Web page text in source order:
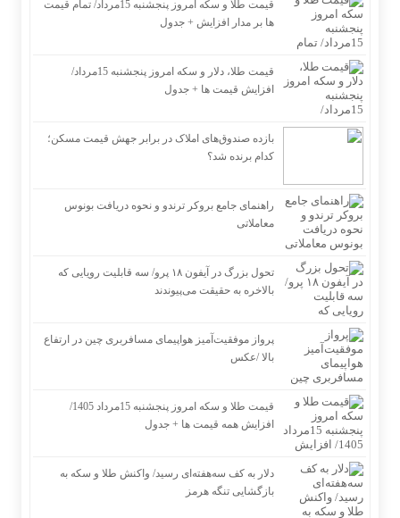
قیمت طلا و سکه امروز پنجشنبه 15مرداد/ تمام قیمت
ها بر مدار افزایش + جدول
قیمت طلا، دلار و سکه امروز پنجشنبه 15مرداد/
افزایش قیمت ها + جدول
بازده صندوق‌های املاک در برابر جهش قیمت مسکن؛
کدام برنده شد؟
راهنمای جامع بروکر ترندو و نحوه دریافت بونوس
معاملاتی
تحول بزرگ در آیفون ۱۸ پرو/ سه قابلیت رویایی که
بالاخره به حقیقت می‌پیوندند
پرواز موفقیت‌آمیز هواپیمای مسافربری چین در ارتفاع
بالا /عکس
قیمت طلا و سکه امروز پنجشنبه 15مرداد 1405/
افزایش همه قیمت ها + جدول
دلار به کف سه‌هفته‌ای رسید/ واکنش طلا و سکه به
بازگشایی تنگه هرمز